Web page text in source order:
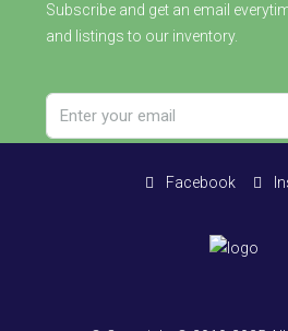
Subscribe and get an email
and listings to our inventory.
Facebook